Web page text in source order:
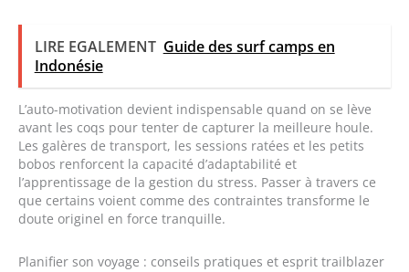
LIRE EGALEMENT Guide des surf camps en
Indonésie
L’auto-motivation devient indispensable quand on se lève
avant les coqs pour tenter de capturer la meilleure houle.
Les galères de transport, les sessions ratées et les petits
bobos renforcent la capacité d’adaptabilité et
l’apprentissage de la gestion du stress. Passer à travers ce
que certains voient comme des contraintes transforme le
doute originel en force tranquille.
Planifier son voyage : conseils pratiques et esprit trailblazer